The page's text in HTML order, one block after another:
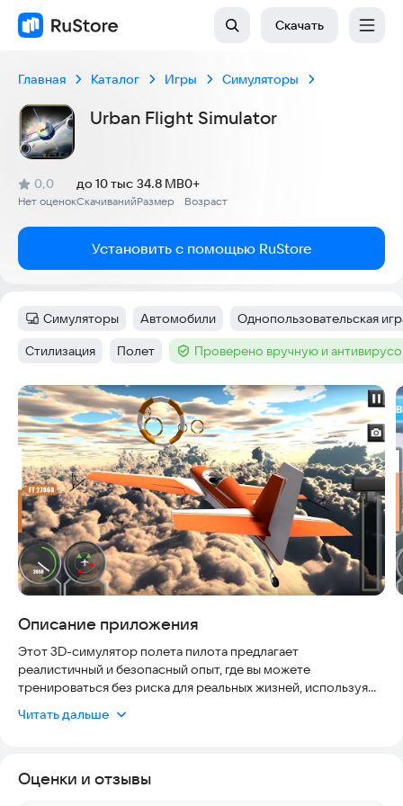
Скачать
Главная Каталог Игры Симуляторы
Urban Flight Simulator
Рейтинг:
0,0
(
Нет оценок
)
Скачиваний
до 10 тыс
Размер
34.8 MB
Возраст
0+
Установить с помощью RuStore
Категория:
Симуляторы Тег:
Автомобили Тег:
Однопользовательская
Тег:
Стилизация Тег:
Полет Тег :Проверено вручную и
Скриншоты
Описание приложения
Этот 3D-симулятор полета пилота предлагает
реалистичный и безопасный опыт, где вы можете
тренироваться без риска для реальных жизней, используя
сценарии 2022 года. Игра доступна на большинстве
Читать дальше
Оценки и отзывы